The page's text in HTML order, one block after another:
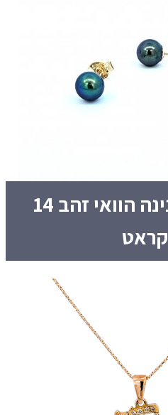
זוג עגילי פנינה הוואי זהב 14
קראט